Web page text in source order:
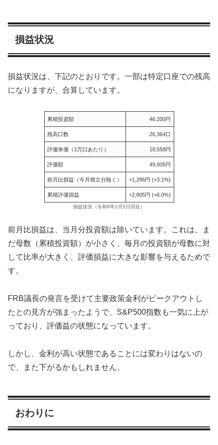
損益状況
損益状況は、下記のとおりです。一部は特定口座での残高
になりますが、合算しています。
累積投資額 46.200円
残高口数 26,364口
評価単価（1万口あたり） 18,558円
評価額 49,005円
前月比損益（今月積立分除く） +1,286円 (+3.1%)
累積評価損益 +2,805円 (+6.0%)
損益状況（令和6年1月5日現在）
前月比損益は、当月分投資額は除いています。これは、ま
だ母数（累積投資額）が小さく、毎月の投資額が母数に対
して比率が大きく、評価損益に大きな影響を与えるためで
す。
FRB議長の発言を受けて主要政策金利がピークアウトし
たとの見方が強まったようで、S&P500指数も一気に上が
っており、評価益の状態になっています。
しかし、金利が高い状態であることには変わりはないの
で、また下がるかもしれません。
おわりに